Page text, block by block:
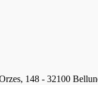
148 - 32100